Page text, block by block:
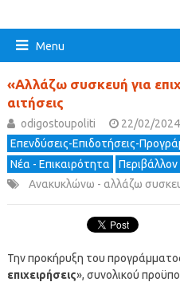
Menu
«Αλλάζω συσκευή για
αιτήσεις
odigostoupoliti
22/02/2024
Επενδύσεις-Επιδοτήσεις-
Νέα - Επικαιρότητα
Περιβάλλον
Ανακυκλώνω - αλλάζω
Την προκήρυξη του
επιχειρήσεις», συνολικού